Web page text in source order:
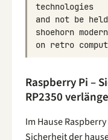
technologies
and not be held
shoehorn modern
on retro
Raspberry Pi –
RP2350
Im Hause
Sicherheit der